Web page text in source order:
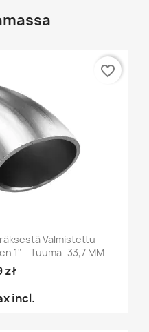
Valmistettu
1" - Tuuma -33,7 MM
zł
incl.
favorite_border